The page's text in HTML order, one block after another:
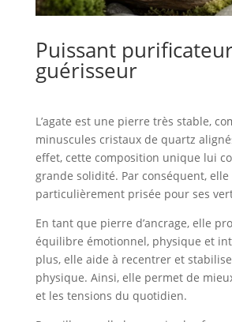
Puissant
guérisseur
L’agate est une pierre très stable,
minuscules cristaux de quartz
effet, cette composition unique lui
grande solidité. Par conséquent, elle
particulièrement prisée pour ses
En tant que pierre d’ancrage, elle
équilibre émotionnel, physique et
plus, elle aide à recentrer et
physique. Ainsi, elle permet de
et les tensions du quotidien.